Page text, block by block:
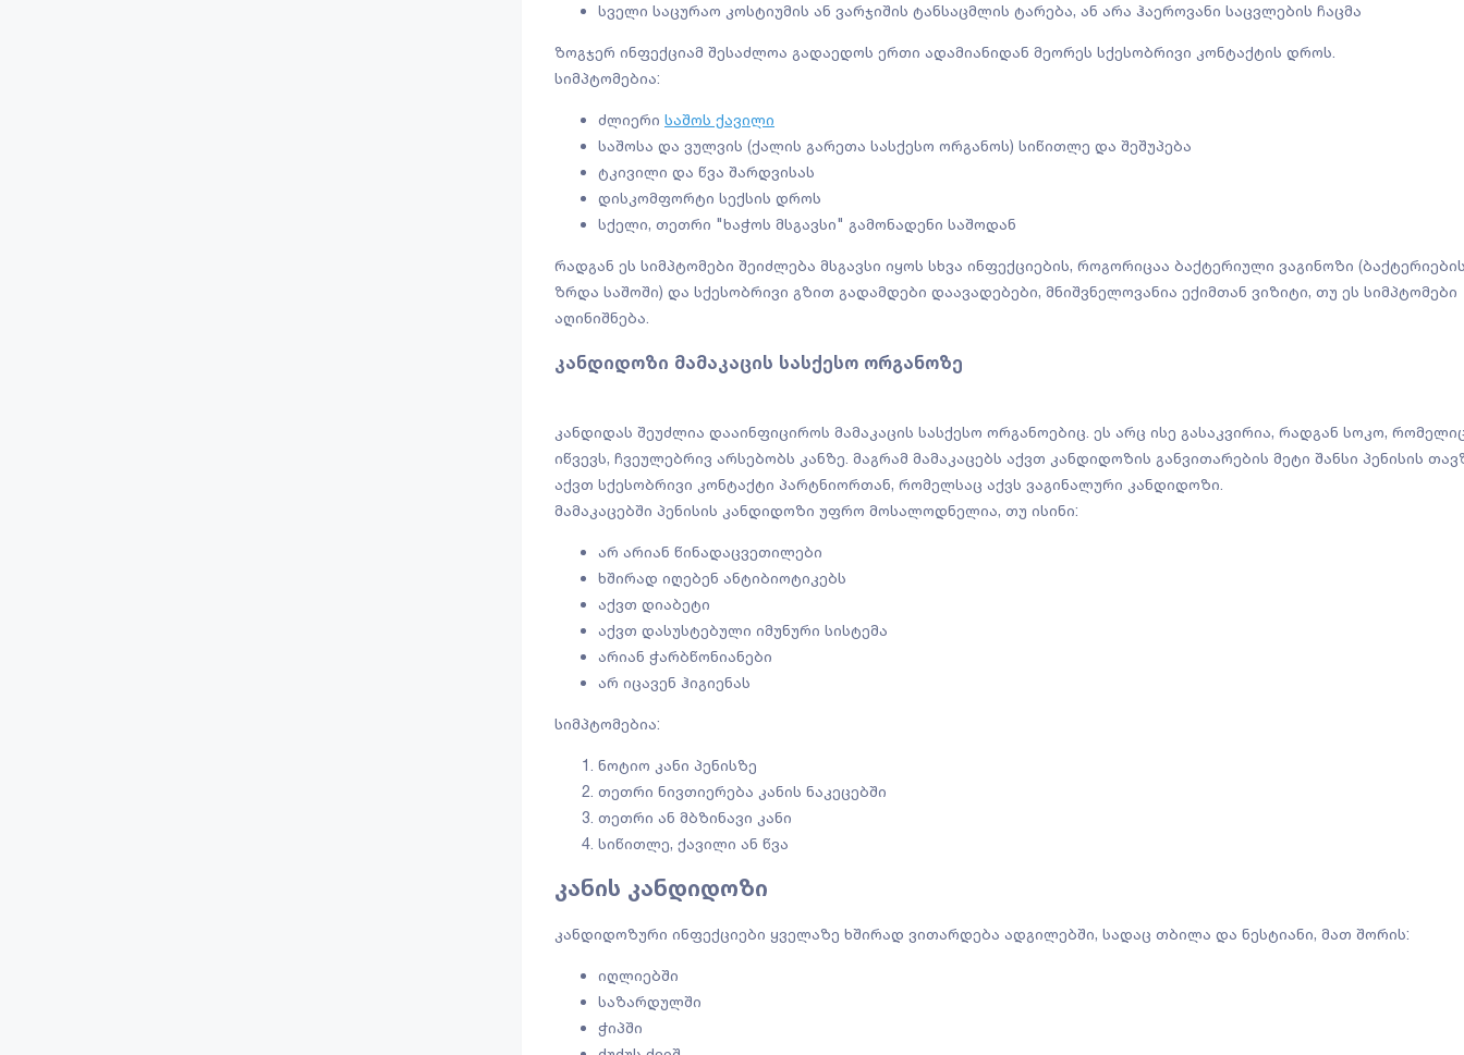
სველი საცურაო კოსტიუმის ან ვარჯიშის ტანსაცმლის ტარება, ან არა ჰაეროვანი საცვლების ჩაცმა
ზოგჯერ ინფექციამ შესაძლოა გადაედოს ერთი ადამიანიდან მეორეს სქესობრივი კონტაქტის დროს.
სიმპტომებია:
ძლიერი საშოს ქავილი
საშოსა და ვულვის (ქალის გარეთა სასქესო ორგანოს) სიწითლე და შეშუპება
ტკივილი და წვა შარდვისას
დისკომფორტი სექსის დროს
სქელი, თეთრი "ხაჭოს მსგავსი" გამონადენი საშოდან
რადგან ეს სიმპტომები შეიძლება მსგავსი იყოს სხვა ინფექციების, როგორიცაა ბაქტერიული ვაგინოზი
ზრდა საშოში) და სქესობრივი გზით გადამდები დაავადებები, მნიშვნელოვანია ექიმთან ვიზიტი, თუ ეს სიმპტომები
აღინიშნება.
კანდიდოზი მამაკაცის სასქესო ორგანოზე
კანდიდას შეუძლია დააინფიციროს მამაკაცის სასქესო ორგანოებიც. ეს არც ისე გასაკვირია, რადგან სოკო,
იწვევს, ჩვეულებრივ არსებობს კანზე. მაგრამ მამაკაცებს აქვთ კანდიდოზის განვითარების მეტი შანსი პენისის
აქვთ სქესობრივი კონტაქტი პარტნიორთან, რომელსაც აქვს ვაგინალური კანდიდოზი.
მამაკაცებში პენისის კანდიდოზი უფრო მოსალოდნელია, თუ ისინი:
არ არიან წინადაცვეთილები
ხშირად იღებენ ანტიბიოტიკებს
აქვთ დიაბეტი
აქვთ დასუსტებული იმუნური სისტემა
არიან ჭარბწონიანები
არ იცავენ ჰიგიენას
სიმპტომებია:
ნოტიო კანი პენისზე
თეთრი ნივთიერება კანის ნაკეცებში
თეთრი ან მბზინავი კანი
სიწითლე, ქავილი ან წვა
კანის კანდიდოზი
კანდიდოზური ინფექციები ყველაზე ხშირად ვითარდება ადგილებში, სადაც თბილა და ნესტიანი, მათ შორის:
იღლიებში
საზარდულში
ჭიპში